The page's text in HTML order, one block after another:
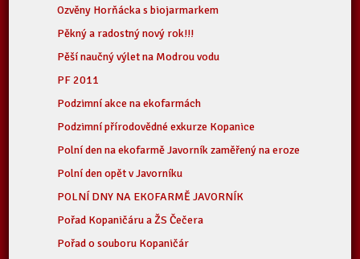
Ozvěny Horňácka s biojarmarkem
Pěkný a radostný nový rok!!!
Pěší naučný výlet na Modrou vodu
PF 2011
Podzimní akce na ekofarmách
Podzimní přírodovědné exkurze Kopanice
Polní den na ekofarmě Javorník zaměřený na eroze
Polní den opět v Javorníku
POLNÍ DNY NA EKOFARMĚ JAVORNÍK
Pořad Kopaničáru a ŽS Čečera
Pořad o souboru Kopaničár